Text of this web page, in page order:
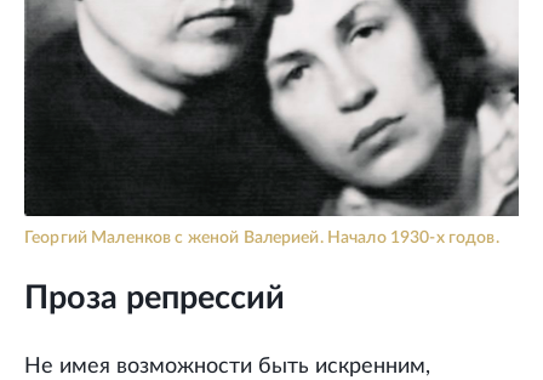
Георгий Маленков с женой Валерией. Начало 1930-х годов.
Проза репрессий
Не имея возможности быть искренним,